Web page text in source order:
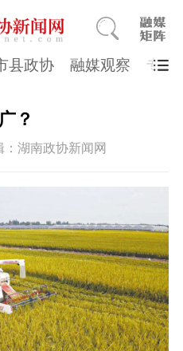
县政协 融媒观察 专题
？
：湖南政协新闻网